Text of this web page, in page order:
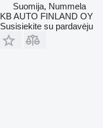
Suomija, Nummela
KB AUTO FINLAND OY
Susisiekite su pardavėju